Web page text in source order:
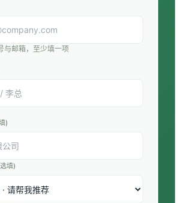
与邮箱，至少填一项
)
填)